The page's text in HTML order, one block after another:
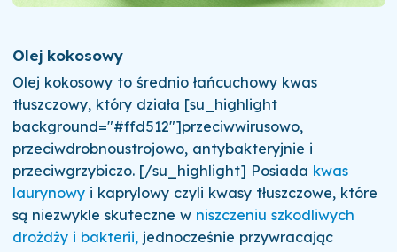
Olej kokosowy
Olej kokosowy to średnio łańcuchowy kwas
tłuszczowy, który działa [su_highlight
background="#ffd512"]przeciwwirusowo,
przeciwdrobnoustrojowo, antybakteryjnie i
przeciwgrzybiczo. [/su_highlight] Posiada kwas
laurynowyi kaprylowy czyli kwasy tłuszczowe, które
są niezwykle skuteczne w niszczeniu szkodliwych
drożdży i bakterii, jednocześnie przywracając